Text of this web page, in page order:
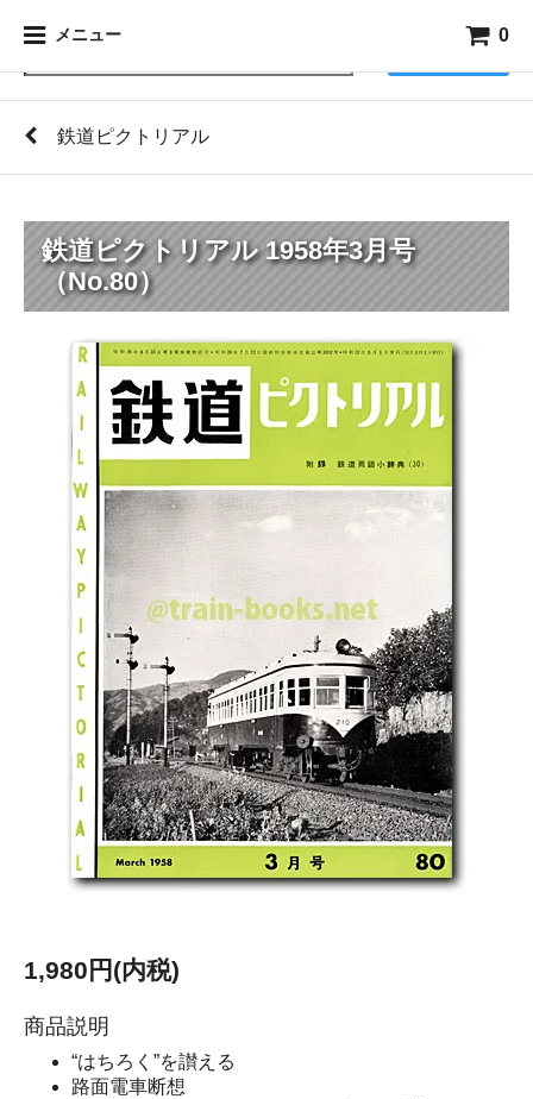
メニュー 0
鉄道ピクトリアル
鉄道ピクトリアル 1958年3月号
（No.80）
1,980円(内税)
商品説明
“はちろく”を讃える
路面電車断想